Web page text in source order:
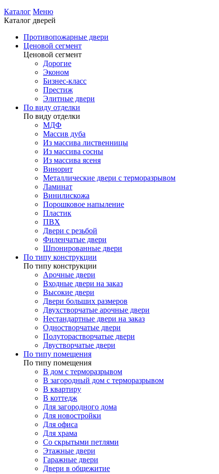
Каталог Меню
Каталог дверей
Противопожарные двери
Ценовой сегмент
Ценовой сегмент
Дорогие
Эконом
Бизнес-класс
Престиж
Элитные двери
По виду отделки
По виду отделки
МДФ
Массив дуба
Из массива лиственницы
Из массива сосны
Из массива ясеня
Винорит
Металлические двери с терморазрывом
Ламинат
Винилискожа
Порошковое напыление
Пластик
ПВХ
Двери с резьбой
Филенчатые двери
Шпонированные двери
По типу конструкции
По типу конструкции
Арочные двери
Входные двери на заказ
Высокие двери
Двери больших размеров
Двухстворчатые арочные двери
Нестандартные двери на заказ
Одностворчатые двери
Полуторастворчатые двери
Двустворчатые двери
По типу помещения
По типу помещения
В дом с терморазрывом
В загородный дом с терморазрывом
В квартиру
В коттедж
Для загородного дома
Для новостройки
Для офиса
Для храма
Со скрытыми петлями
Этажные двери
Гаражные двери
Двери в общежитие